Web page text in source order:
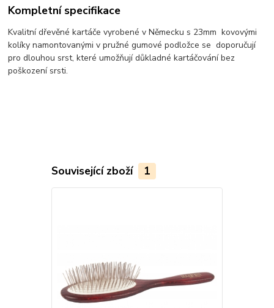
Kompletní specifikace
Kvalitní dřevěné kartáče vyrobené v Německu s 23mm kovovými
kolíky namontovanými v pružné gumové podložce se doporučují
pro dlouhou srst, které umožňují důkladné kartáčování bez
poškození srsti.
Související zboží 1